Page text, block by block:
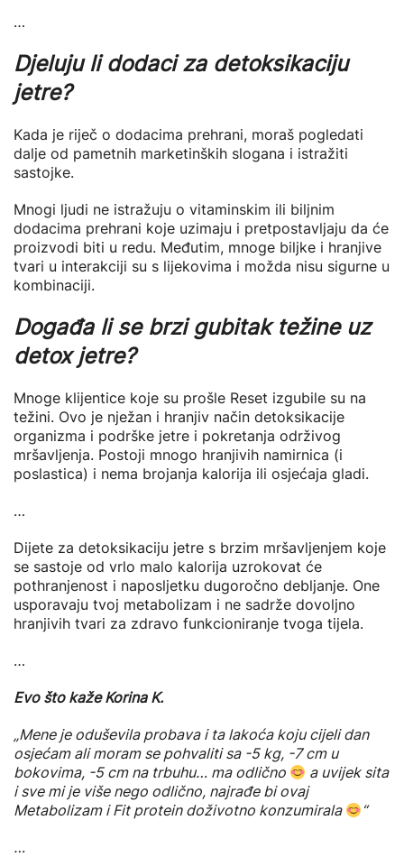
…
Djeluju li dodaci za detoksikaciju
jetre?
Kada je riječ o dodacima prehrani, moraš pogledati
dalje od pametnih marketinških slogana i istražiti
sastojke.
Mnogi ljudi ne istražuju o vitaminskim ili biljnim
dodacima prehrani koje uzimaju i pretpostavljaju da će
proizvodi biti u redu. Međutim, mnoge biljke i hranjive
tvari u interakciji su s lijekovima i možda nisu sigurne u
kombinaciji.
Događa li se brzi gubitak težine uz
detox jetre?
Mnoge klijentice koje su prošle Reset izgubile su na
težini. Ovo je nježan i hranjiv način detoksikacije
organizma i podrške jetre i pokretanja održivog
mršavljenja. Postoji mnogo hranjivih namirnica (i
poslastica) i nema brojanja kalorija ili osjećaja gladi.
…
Dijete za detoksikaciju jetre s brzim mršavljenjem koje
se sastoje od vrlo malo kalorija uzrokovat će
pothranjenost i naposljetku dugoročno debljanje. One
usporavaju tvoj metabolizam i ne sadrže dovoljno
hranjivih tvari za zdravo funkcioniranje tvoga tijela.
…
Evo što kaže Korina K.
„Mene je oduševila probava i ta lakoća koju cijeli dan
osjećam ali moram se pohvaliti sa -5 kg, -7 cm u
bokovima, -5 cm na trbuhu… ma odlično
a uvijek sita
i sve mi je više nego odlično, najrađe bi ovaj
Metabolizam i Fit protein doživotno konzumirala
“
…